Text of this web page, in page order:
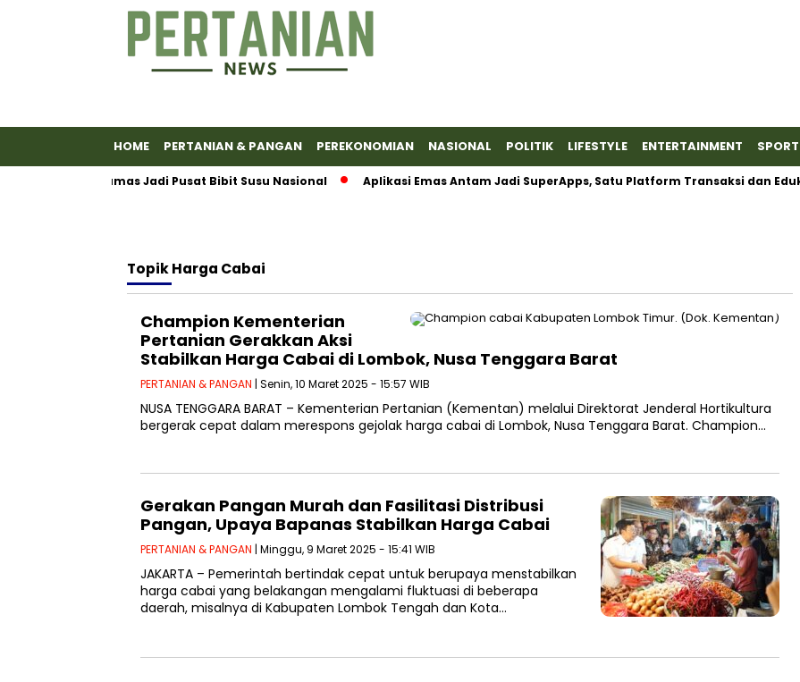
HOME PERTANIAN & PANGAN PEREKONOMIAN NASIONAL POLITIK LIFESTYLE ENTERTAINMENT SPORT
Banyumas Jadi Pusat Bibit Susu Nasional Aplikasi Emas Antam Jadi SuperApps, Satu Platform Transaksi dan Edukasi
TopikHarga Cabai
Champion Kementerian
Pertanian Gerakkan Aksi
Stabilkan Harga Cabai di Lombok, Nusa Tenggara Barat
PERTANIAN & PANGAN | Senin, 10 Maret 2025 - 15:57 WIB
NUSA TENGGARA BARAT – Kementerian Pertanian (Kementan) melalui Direktorat Jenderal Hortikultura
bergerak cepat dalam merespons gejolak harga cabai di Lombok, Nusa Tenggara Barat. Champion…
Gerakan Pangan Murah dan Fasilitasi Distribusi
Pangan, Upaya Bapanas Stabilkan Harga Cabai
PERTANIAN & PANGAN | Minggu, 9 Maret 2025 - 15:41 WIB
JAKARTA – Pemerintah bertindak cepat untuk berupaya menstabilkan
harga cabai yang belakangan mengalami fluktuasi di beberapa
daerah, misalnya di Kabupaten Lombok Tengah dan Kota…